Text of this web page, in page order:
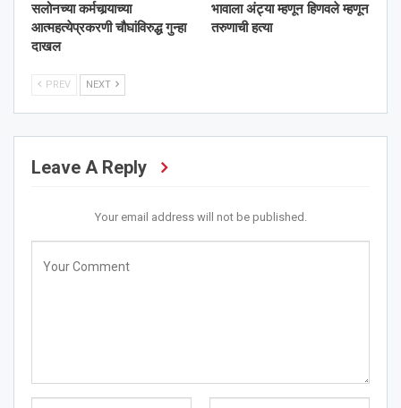
सलोनच्या कर्मचार्‍याच्या
आत्महत्येप्रकरणी चौघांविरुद्ध गुन्हा
दाखल
भावाला अंट्या म्हणून हिणवले म्हणून
तरुणाची हत्या
PREV NEXT
Leave A Reply
Your email address will not be published.